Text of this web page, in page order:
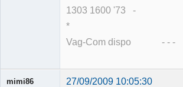
1303 1600 '73 -
* -
Vag-Com dispo - - -
mimi86 27/09/2009 10:05:30